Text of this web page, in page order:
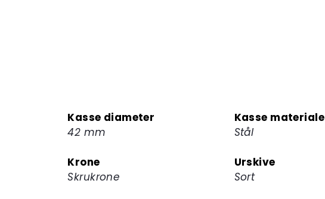
Kasse diameter
42 mm
Kasse materiale
Stål
Krone
Skrukrone
Urskive
Sort